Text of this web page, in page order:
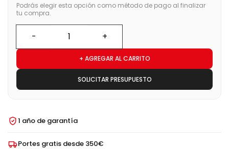
Podrás elegir esta opción como método de pago al finalizar
tu compra.
+ AGREGAR AL CARRITO
SOLICITAR PRESUPUESTO
1 año de garantía
Portes gratis desde 350€